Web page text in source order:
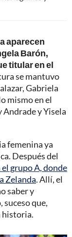
aparecen
Barón,
titular en el
se mantuvo
Gabriela
mismo en el
y Yisela
femenina ya
Después del
grupo A, donde
Zelanda. Allí, el
saber y
suceso que,
historia.